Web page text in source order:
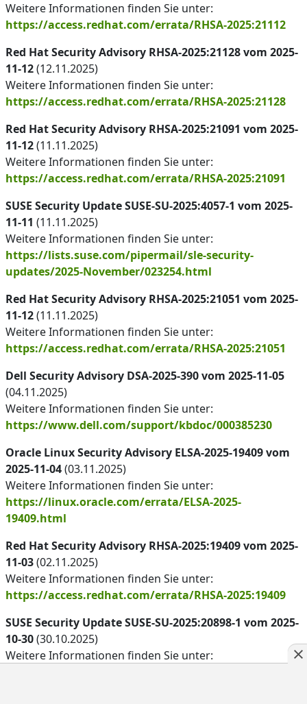
Weitere Informationen finden Sie unter:
https://access.redhat.com/errata/RHSA-2025:21112
Red Hat Security Advisory RHSA-2025:21128 vom 2025-
11-12(12.11.2025)
Weitere Informationen finden Sie unter:
https://access.redhat.com/errata/RHSA-2025:21128
Red Hat Security Advisory RHSA-2025:21091 vom 2025-
11-12(11.11.2025)
Weitere Informationen finden Sie unter:
https://access.redhat.com/errata/RHSA-2025:21091
SUSE Security Update SUSE-SU-2025:4057-1 vom 2025-
11-11 (11.11.2025)
Weitere Informationen finden Sie unter:
https://lists.suse.com/pipermail/sle-security-
updates/2025-November/023254.html
Red Hat Security Advisory RHSA-2025:21051 vom 2025-
11-12(11.11.2025)
Weitere Informationen finden Sie unter:
https://access.redhat.com/errata/RHSA-2025:21051
Dell Security Advisory DSA-2025-390 vom 2025-11-05
(04.11.2025)
Weitere Informationen finden Sie unter:
https://www.dell.com/support/kbdoc/000385230
Oracle Linux Security Advisory ELSA-2025-19409 vom
2025-11-04(03.11.2025)
Weitere Informationen finden Sie unter:
https://linux.oracle.com/errata/ELSA-2025-
19409.html
Red Hat Security Advisory RHSA-2025:19409 vom 2025-
11-03(02.11.2025)
Weitere Informationen finden Sie unter:
https://access.redhat.com/errata/RHSA-2025:19409
SUSE Security Update SUSE-SU-2025:20898-1 vom 2025-
10-30(30.10.2025)
Weitere Informationen finden Sie unter: